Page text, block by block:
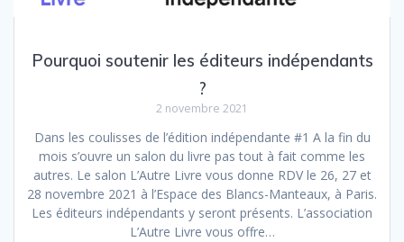
Pourquoi soutenir les éditeurs indépendants
?
2 novembre 2021
Dans les coulisses de l’édition indépendante #1 A la fin du
mois s’ouvre un salon du livre pas tout à fait comme les
autres. Le salon L’Autre Livre vous donne RDV le 26, 27 et
28 novembre 2021 à l’Espace des Blancs-Manteaux, à Paris.
Les éditeurs indépendants y seront présents. L’association
L’Autre Livre vous offre…